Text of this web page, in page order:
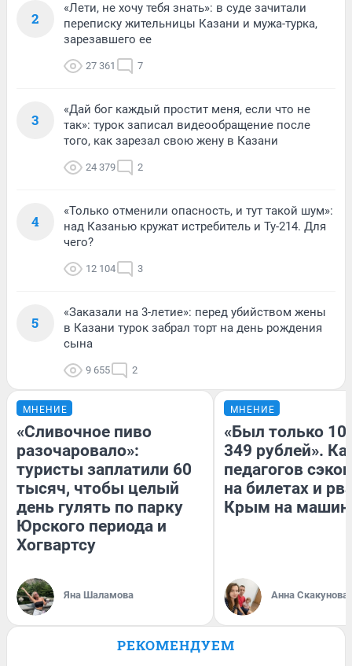
2
«Лети, не хочу тебя знать»: в суде зачитали
переписку жительницы Казани и мужа-турка,
зарезавшего ее
27 361 7
3
«Дай бог каждый простит меня, если что не
так»: турок записал видеообращение после
того, как зарезал свою жену в Казани
24 379 2
4
«Только отменили опасность, и тут такой шум»:
над Казанью кружат истребитель и Ту-214. Для
чего?
12 104 3
5
«Заказали на 3-летие»: перед убийством жены
в Казани турок забрал торт на день рождения
сына
9 655 2
МНЕНИЕ
«Сливочное пиво
разочаровало»:
туристы заплатили 60
тысяч, чтобы целый
день гулять по парку
Юрского периода и
Хогвартсу
Яна Шаламова
МНЕНИЕ
«Был только
349 рублей».
педагогов
на билетах и
Крым на
Анна Скакунова
РЕКОМЕНДУЕМ